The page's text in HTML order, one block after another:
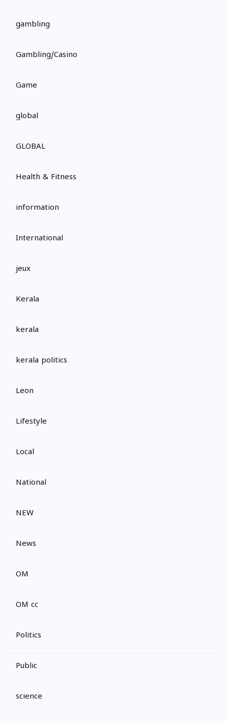
gambling
Gambling/Casino
Game
global
GLOBAL
Health & Fitness
information
International
jeux
Kerala
kerala
kerala politics
Leon
Lifestyle
Local
National
NEW
News
OM
OM cc
Politics
Public
science